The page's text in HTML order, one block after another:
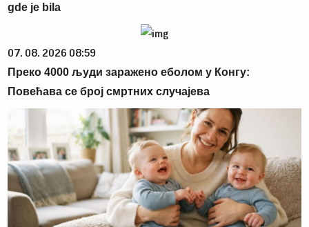
gde je bila
07. 08. 2026 08:59
Преко 4000 људи заражено еболом у Конгу:
Повећава се број смртних случајева